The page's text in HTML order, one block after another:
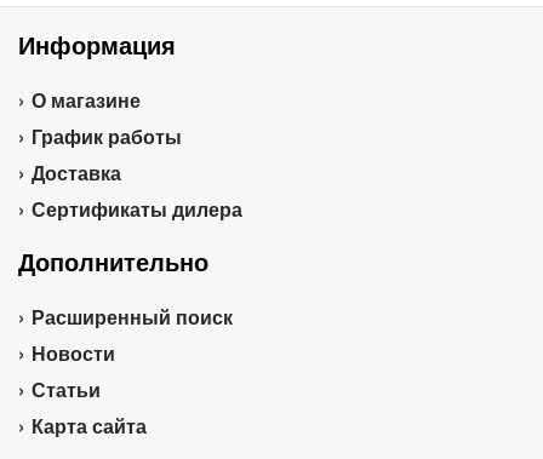
Информация
О магазине
График работы
Доставка
Сертификаты дилера
Дополнительно
Расширенный поиск
Новости
Статьи
Карта сайта